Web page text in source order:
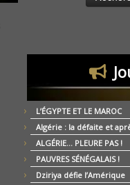
L’ÉGYPTE ET LE MAROC
Algérie : la défaite et
ALGÉRIE… PLEURE PAS !
PAUVRES SÉNÉGALAIS !
Dziriya défie l’Amérique